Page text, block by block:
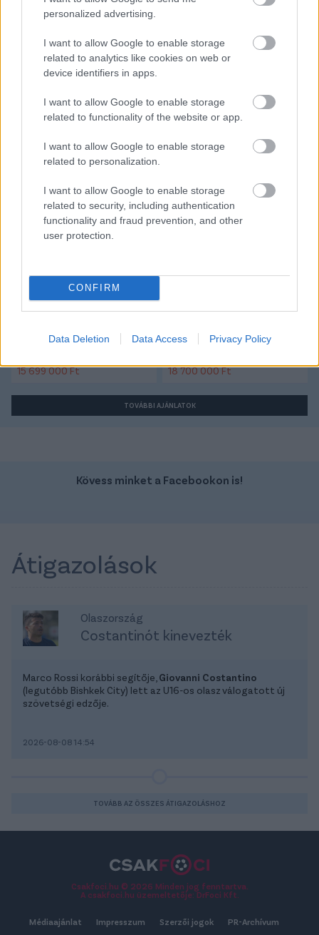
personalized advertising.
I want to allow Google to enable storage
related to analytics like cookies on web or
device identifiers in apps.
I want to allow Google to enable storage
related to functionality of the website or app.
I want to allow Google to enable storage
related to personalization.
I want to allow Google to enable storage
related to security, including authentication
functionality and fraud prevention, and other
user protection.
CONFIRM
Data Deletion Data Access Privacy Policy
Link másolása Email küldés
KOREA
#BUSAN
Autópiac
Ford Tourneo
Üzemanyag: Dízel
15 699 000 Ft
Ford Mustang Mach-e
Üzemanyag: Elektromos
18 700 000 Ft
TOVÁBBI AJÁNLATOK
Kövess minket a Facebookon is!
Átigazolások
Olaszország
Costantinót kinevezték
Marco Rossi korábbi segítője, Giovanni Costantino
(legutóbb Bishkek City) lett az U16-os olasz válogatott új
szövetségi edzője.
2026-08-08 14:54
TOVÁBB AZ ÖSSZES ÁTIGAZOLÁSHOZ
Csakfoci.hu © 2026 Minden jog fenntartva.
A csakfoci.hu üzemeltetője: DrFoci Kft.
Médiaajánlat Impresszum Szerzői jogok PR-Archívum